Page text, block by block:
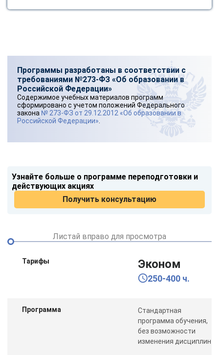
Программы разработаны в соответствии с
требованиями №273-ФЗ «Об образовании в
Российской Федерации»
Содержимое учебных материалов программ
сформировано с учетом положений Федерального
закона № 273-ФЗ от 29.12.2012 «Об образовании в
Российской Федерации»
Узнайте больше о программе переподготовки и
действующих акциях
Получить консультацию
Листай вправо для просмотра
Тарифы Эконом
250-400 ч.
Программа
Стандартная
программа обучения,
без возможности
изменения дисциплин